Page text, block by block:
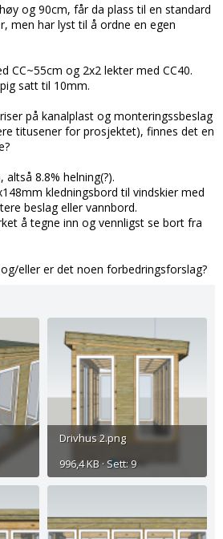
og 90cm, får da plass til en standard
men har lyst til å ordne en egen
CC~55cm og 2x2 lekter med CC40.
satt til 10mm.
på kanalplast og monteringssbeslag
titusener for prosjektet), finnes det en
8.8% helning(?).
kledningsbord til vindskier med
beslag eller vannbord.
å tegne inn og vennligst se bort fra
eller er det noen forbedringsforslag?
Drivhus 2.png
996,4 KB · Sett: 9